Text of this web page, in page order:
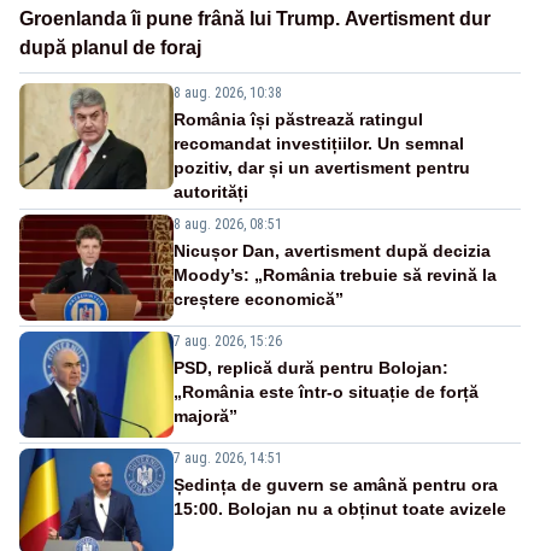
Groenlanda îi pune frână lui Trump. Avertisment dur
după planul de foraj
8 aug. 2026, 10:38
România își păstrează ratingul
recomandat investițiilor. Un semnal
pozitiv, dar și un avertisment pentru
autorități
8 aug. 2026, 08:51
Nicușor Dan, avertisment după decizia
Moody’s: „România trebuie să revină la
creștere economică”
7 aug. 2026, 15:26
PSD, replică dură pentru Bolojan:
„România este într-o situație de forță
majoră”
7 aug. 2026, 14:51
Ședința de guvern se amână pentru ora
15:00. Bolojan nu a obținut toate avizele